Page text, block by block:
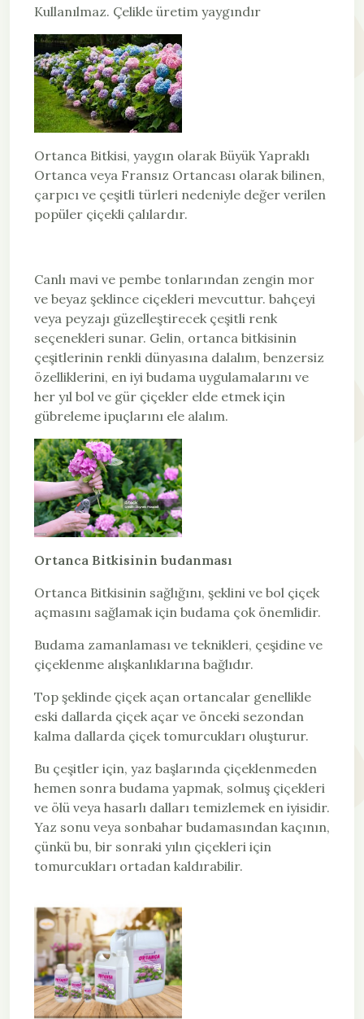
kullanılmaz. Çelikle üretim yaygındır
Ortanca Bitkisi, yaygın olarak Büyük Yapraklı
Ortanca veya Fransız Ortancası olarak bilinen,
çarpıcı ve çeşitli türleri nedeniyle değer verilen
popüler çiçekli çalılardır.
Canlı mavi ve pembe tonlarından zengin mor
ve beyaz şeklince ciçekleri mevcuttur. bahçeyi
veya peyzajı güzelleştirecek çeşitli renk
seçenekleri sunar. Gelin, ortanca bitkisinin
çeşitlerinin renkli dünyasına dalalım, benzersiz
özelliklerini, en iyi budama uygulamalarını ve
her yıl bol ve gür çiçekler elde etmek için
gübreleme ipuçlarını ele alalım.
Ortanca Bitkisinin budanması
Ortanca Bitkisinin sağlığını, şeklini ve bol çiçek
açmasını sağlamak için budama çok önemlidir.
Budama zamanlaması ve teknikleri, çeşidine ve
çiçeklenme alışkanlıklarına bağlıdır.
Top şeklinde çiçek açan ortancalar genellikle
eski dallarda çiçek açar ve önceki sezondan
kalma dallarda çiçek tomurcukları oluşturur.
Bu çeşitler için, yaz başlarında çiçeklenmeden
hemen sonra budama yapmak, solmuş çiçekleri
ve ölü veya hasarlı dalları temizlemek en iyisidir.
Yaz sonu veya sonbahar budamasından kaçının,
çünkü bu, bir sonraki yılın çiçekleri için
tomurcukları ortadan kaldırabilir.